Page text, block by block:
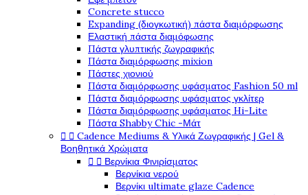
Concrete stucco
Expanding (διογκωτική) πάστα διαμόρφωσης
Ελαστική πάστα διαμόφωσης
Πάστα γλυπτικής ζωγραφικής
Πάστα διαμόρφωσης mixion
Πάστες χιονιού
Πάστα διαμόρφωσης υφάσματος Fashion 50 ml
Πάστα διαμόρφωσης υφάσματος γκλίτερ
Πάστα διαμόρφωσης υφάσματος Hi-Lite
Πάστα Shabby Chic -Μάτ
  Cadence Mediums & Υλικά Ζωγραφικής | Gel &
Βοηθητικά Χρώματα
  Βερνίκια Φινιρίσματος
Βερνίκια νερού
Βερνίκι ultimate glaze Cadence